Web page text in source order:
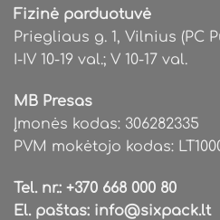
Fizinė parduotuvė
Priegliaus g. 1, Vilnius (PC
I-IV 10-19 val.; V 10-17 val.
MB Presas
Įmonės kodas: 306282335
PVM mokėtojo kodas:
Tel. nr.: +370 668 000 80
El. paštas: info@sixpack.lt